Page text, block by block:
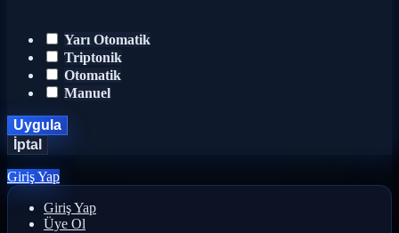
Yarı Otomatik
Triptonik
Otomatik
Manuel
Uygula
İptal
Giriş Yap
Giriş Yap
Üye Ol